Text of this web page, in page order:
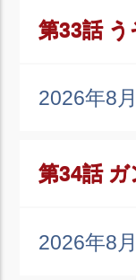
第33話
2026年8
第34話
2026年8